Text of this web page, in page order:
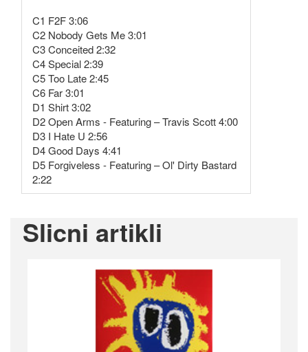
C1 F2F 3:06
C2 Nobody Gets Me 3:01
C3 Conceited 2:32
C4 Special 2:39
C5 Too Late 2:45
C6 Far 3:01
D1 Shirt 3:02
D2 Open Arms - Featuring – Travis Scott 4:00
D3 I Hate U 2:56
D4 Good Days 4:41
D5 Forgiveless - Featuring – Ol' Dirty Bastard
2:22
Slicni artikli